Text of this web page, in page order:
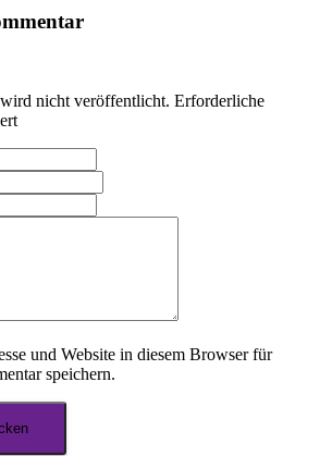
nicht veröffentlicht. Erforderliche
und Website in diesem Browser für
speichern.